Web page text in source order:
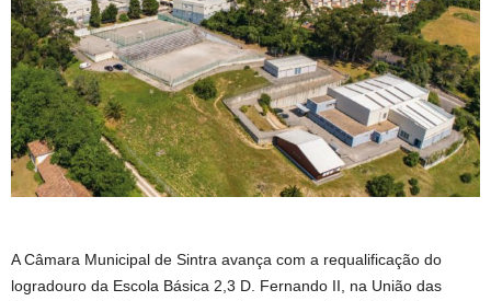
A Câmara Municipal de Sintra avança com a requalificação do
logradouro da Escola Básica 2,3 D. Fernando II, na União das